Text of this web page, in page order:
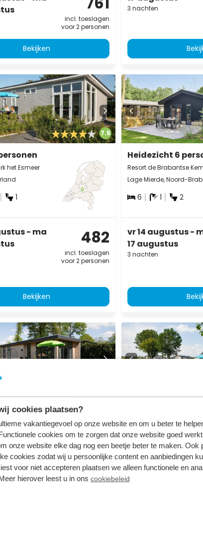
cookies plaatsen?
vakantiegevoel op onze website en om u beter te
cookies om te zorgen dat onze website goed
onze website elke dag nog een beetje beter te maken. Ook
cookies zodat wij u persoonlijke content en aanbiedingen
voor niet accepteren plaatsen we alleen functionele en
hierover leest u in ons cookiebeleid
incl. toeslagen
voor 2 personen
Bekijken
3 nachten
7.5
het Esmeer
1
- ma
482
incl. toeslagen
voor 2 personen
Bekijken
Heidezicht 6
Resort de Brabantse
Lage Mierde, Noord-
6 1 2
vr 14 augustus -
17 augustus
3 nachten
Leuvert
Brabant
1
- ma
501
Aalst, Gelderland
5 1 1
vr 14 augustus -